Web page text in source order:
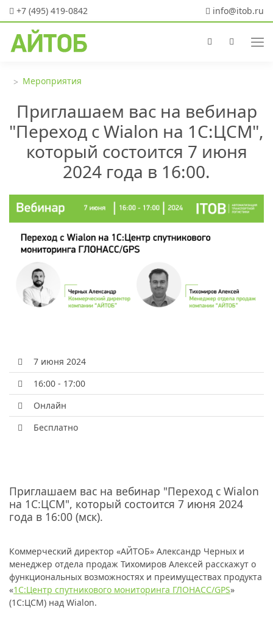
+7 (495) 419-0842 info@itob.ru
Мероприятия
Приглашаем вас на вебинар
"Переход с Wialon на 1С:ЦСМ",
который состоится 7 июня
2024 года в 16:00.
7 июня 2024
16:00 - 17:00
Онлайн
Бесплатно
Приглашаем вас на вебинар "Переход с Wialon
на 1С:ЦСМ", который состоится 7 июня 2024
года в 16:00 (мск).
Коммерческий директор «АЙТОБ» Александр Черных и
менеджер отдела продаж Тихомиров Алексей расскажут о
функциональных возможностях и преимуществах продукта
«1С:Центр спутникового мониторинга ГЛОНАСС/GPS»
(1С:ЦСМ) над Wialon.